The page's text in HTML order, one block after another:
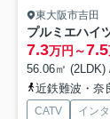
東大阪市吉田
プルミエハイ
7.3万円～7.5
56.06㎡ (2LDK)
近鉄難波・奈
CATV イン